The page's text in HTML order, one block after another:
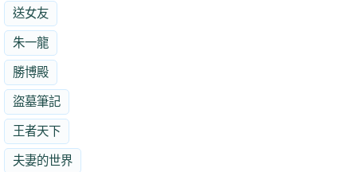
送女友
朱一龍
勝博殿
盜墓筆記
王者天下
夫妻的世界